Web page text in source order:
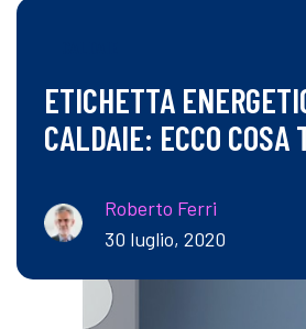
ETICHETTA
CALDAIE: ECCO COSA
Roberto Ferri
30 luglio, 2020